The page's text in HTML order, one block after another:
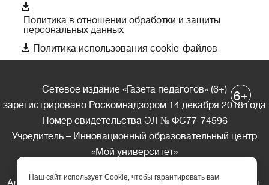

Политика в отношении обработки и защиты
персональных данных
 Политика использования cookie-файлов
Сетевое издание «Газета педагогов» (6+)
зарегистрировано Роскомнадзором 14 декабря 2018 года
Номер свидетельства ЭЛ № ФС77-74596
Учредитель – Инновационный образовательный центр
«Мой университет»
6+
Наш сайт использует Cookie, чтобы гарантировать вам